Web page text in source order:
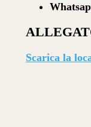
Scarica la